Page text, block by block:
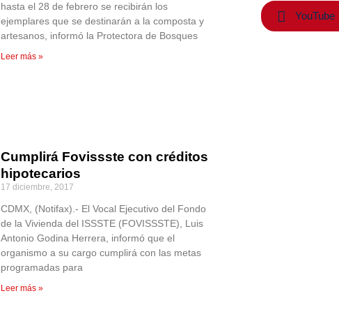
hasta el 28 de febrero se recibirán los
ejemplares que se destinarán a la composta y
artesanos, informó la Protectora de Bosques
Leer más »
Cumplirá Fovissste con créditos
hipotecarios
17 diciembre, 2017
CDMX, (Notifax).- El Vocal Ejecutivo del Fondo
de la Vivienda del ISSSTE (FOVISSSTE), Luis
Antonio Godina Herrera, informó que el
organismo a su cargo cumplirá con las metas
programadas para
Leer más »
YouTube